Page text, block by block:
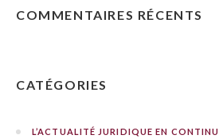
COMMENTAIRES RÉCENTS
CATÉGORIES
L’ACTUALITÉ JURIDIQUE EN CONTINU